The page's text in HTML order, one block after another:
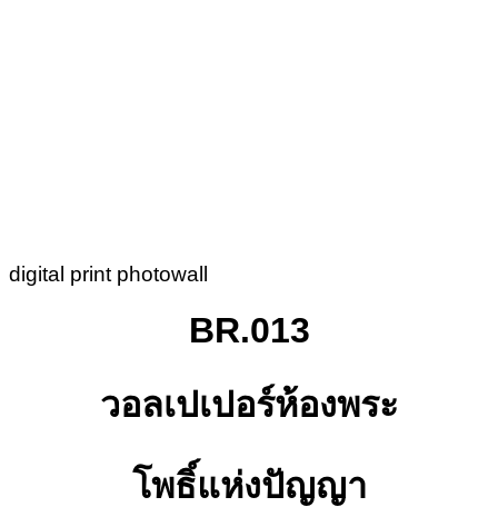
digital print photowall
BR.013
วอลเปเปอร์ห้องพระ
โพธิ์แห่งปัญญา